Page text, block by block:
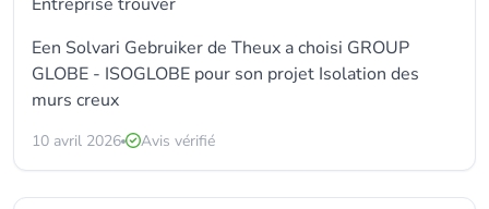
Een Solvari Gebruiker de Theux a choisi GROUP
GLOBE - ISOGLOBE pour son projet Isolation des
murs creux
10 avril 2026 Avis vérifié